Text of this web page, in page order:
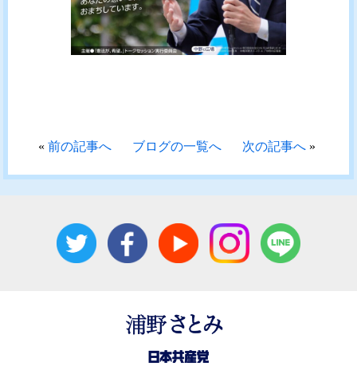
«前の記事へ ブログの一覧へ 次の記事へ»